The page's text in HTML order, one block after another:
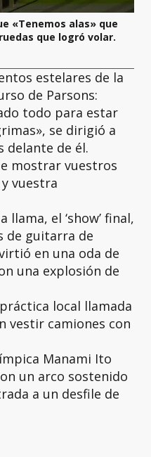
«Tenemos alas» que
que logró volar.
estelares de la
de Parsons:
todo para estar
se dirigió a
delante de él.
mostrar vuestros
vuestra
llama, el ‘show’ final,
de guitarra de
en una oda de
una explosión de
local llamada
vestir camiones con
Manami Ito
un arco sostenido
a un desfile de